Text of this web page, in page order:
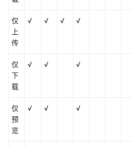
载
通
考
产
术
语
仅
上
传
√ √ √ √
仅
下
载
√ √ √
仅
预
览
√ √ √